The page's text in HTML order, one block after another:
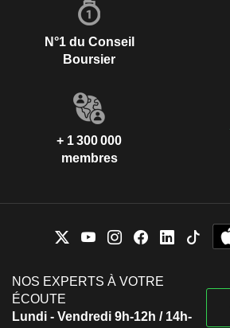
N°1 du Conseil
Boursier
+ 1 300 000
membres
NOS EXPERTS À VOTRE
ÉCOUTE
Lundi - Vendredi 9h-12h / 14h-